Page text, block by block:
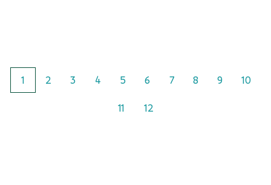
1 2 3 4 5 6 7 8 9 10
11 12